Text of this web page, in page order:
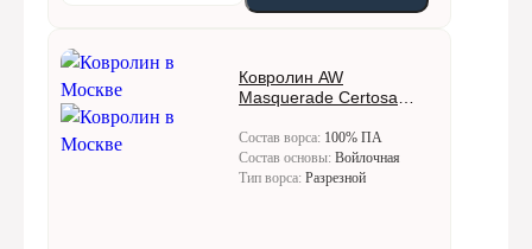
Ковролин AW
Masquerade Certosa
Состав ворса: 100% ПА
Состав основы: Войлочная
Тип ворса: Разрезной